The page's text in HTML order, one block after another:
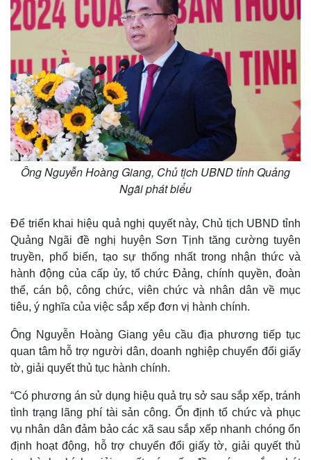
Pháp luật
Vụ án
Tin nóng
Tư vấn luật
Quân sự - Quốc phòng
Việt Nam
Phân tích
Thể thao Ô tô - Xe máy
Ông Nguyễn Hoàng Giang, Chủ tịch UBND tỉnh Quảng
Ngãi phát biểu
Để triển khai hiệu quả nghị quyết này, Chủ tịch UBND tỉnh
Quảng Ngãi đề nghị huyện Sơn Tịnh tăng cường tuyên
truyền, phổ biến, tạo sự thống nhất trong nhận thức và
hành động của cấp ủy, tổ chức Đảng, chính quyền, đoàn
thể, cán bộ, công chức, viên chức và nhân dân về mục
tiêu, ý nghĩa của việc sắp xếp đơn vị hành chính.
Ông Nguyễn Hoàng Giang yêu cầu địa phương tiếp tục
quan tâm hỗ trợ người dân, doanh nghiệp chuyển đổi giấy
tờ, giải quyết thủ tục hành chính.
“Có phương án sử dụng hiệu quả trụ sở sau sắp xếp, tránh
tình trạng lãng phí tài sản công. Ổn định tổ chức và phục
vụ nhân dân đảm bảo các xã sau sắp xếp nhanh chóng ổn
định hoạt động, hỗ trợ chuyển đổi giấy tờ, giải quyết thủ